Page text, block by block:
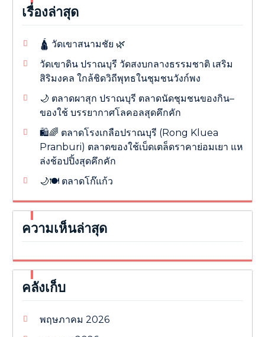
เรื่องล่าสุด
🛕 วัดเขาสนามชัย 🌿
วัดเขาดิน ปราณบุรี วัดสงบกลางธรรมชาติ เสริม
สิริมงคล ใกล้ชิดวิถีพุทธในชุมชนวังก์พง
🌙 ตลาดผาสุก ปราณบุรี ตลาดนัดชุมชนของกิน–
ของใช้ บรรยากาศโลคอลสุดคึกคัก
🛍️🌈 ตลาดโรงเกลือปราณบุรี (Rong Kluea
Pranburi) ตลาดของใช้เบ็ดเตล็ดราคาย่อมเยา แห
ล่งช้อปปิ้งสุดคึกคัก
🌙🍽️ ตลาดโก๊แก้ว
ความเห็นล่าสุด
คลังเก็บ
พฤษภาคม 2026